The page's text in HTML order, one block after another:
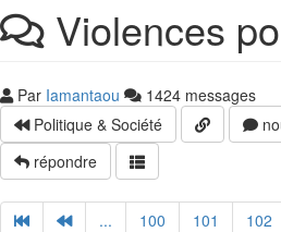
Violences
Par Iamantaou
1424 messages
Politique & Société
répondre
... 100 101 102